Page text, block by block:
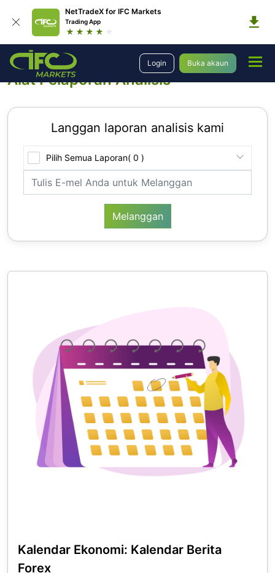
NetTradeX for IFC Markets
Trading App
Login Buka akaun
Analisis Alat Pelaporan Analitik
Alat Pelaporan Analisis
Langgan laporan analisis kami
Pilih Semua Laporan( 0 )
Kalendar Ekonomi: Kalendar Berita
Forex